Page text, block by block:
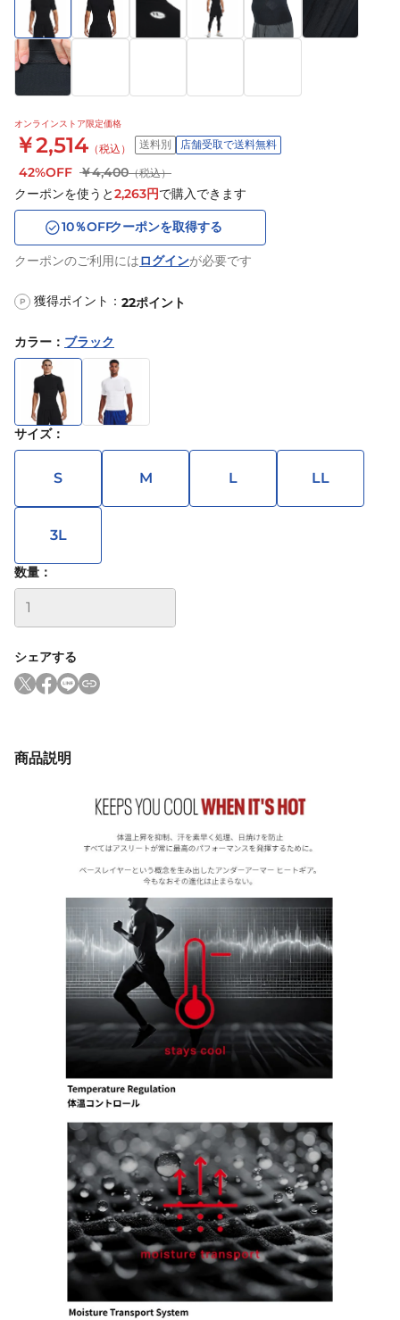
オンラインストア限定価格
￥2,514 （税込） 送料別 店舗受取で送料無料
42%OFF ￥4,400（税込）
クーポンを使うと2,263円で購入できます
10％OFFクーポンを取得する
クーポンのご利用にはログインが必要です
P 獲得ポイント： 22ポイント
カラー ： ブラック
サイズ：
S M L LL
3L
数量：
シェアする
商品説明